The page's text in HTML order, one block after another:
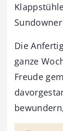
Die
ganze
Freude